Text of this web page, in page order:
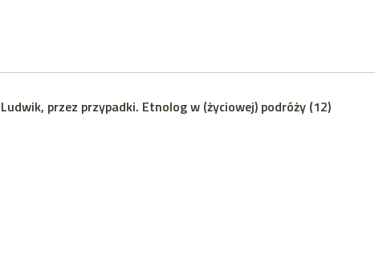
Ludwik, przez przypadki. Etnolog w (życiowej) podróży (12)